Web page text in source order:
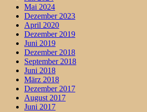
Mai 2024
Dezember 2023
April 2020
Dezember 2019
Juni 2019
Dezember 2018
September 2018
Juni 2018
März 2018
Dezember 2017
August 2017
Juni 2017